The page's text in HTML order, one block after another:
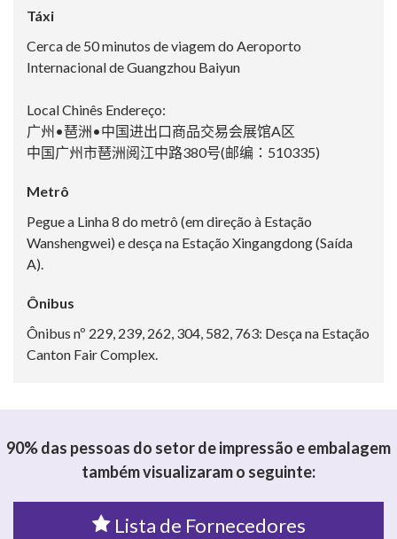
Táxi
Cerca de 50 minutos de viagem do Aeroporto
Internacional de Guangzhou Baiyun
Local Chinês Endereço:
广州•琶洲•中国进出口商品交易会展馆A区
中国广州市琶洲阅江中路380号(邮编：510335)
Metrô
Pegue a Linha 8 do metrô (em direção à Estação
Wanshengwei) e desça na Estação Xingangdong (Saída
A).
Ônibus
Ônibus nº 229, 239, 262, 304, 582, 763: Desça na Estação
Canton Fair Complex.
90% das pessoas do setor de impressão e embalagem
também visualizaram o seguinte:
Lista de Fornecedores